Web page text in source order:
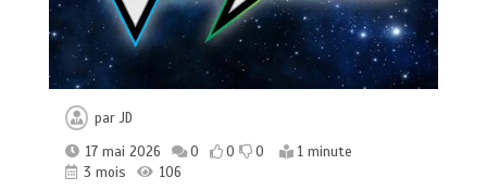
parJD
17 mai 2026
0 0 0
1 minute
3 mois
106